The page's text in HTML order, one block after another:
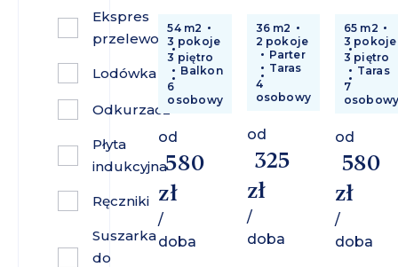
Ekspres
przelewowy
Lodówka
Odkurzacz
Płyta
indukcyjna
Ręczniki
Suszarka
do
54 m2
3 pokoje
3 piętro
Balkon
6
osobowy
od
580
zł
/
doba
36 m2
2 pokoje
Parter
Taras
4
osobowy
od
325
zł
/
doba
65 m2
3 pokoje
3 piętro
Taras
7
od
580
zł
/
doba